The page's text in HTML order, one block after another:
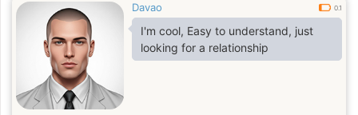
Davao 0.1
I'm cool, Easy to understand, just
looking for a relationship